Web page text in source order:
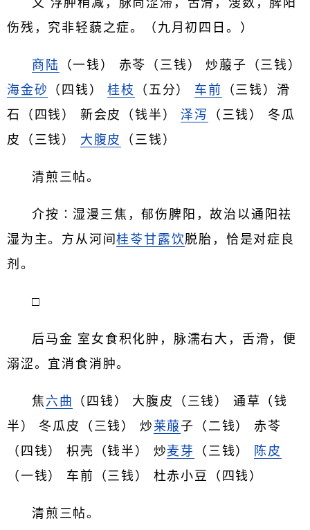
又 浮肿稍减，脉尚涩滞，舌滑，溲数，脾阳
伤残，究非轻藐之症。（九月初四日。）
商陆 （一钱） 赤苓（三钱） 炒菔子（三钱）
海金砂
（四钱）桂枝 （五分） 车前
（三钱）滑
石（四钱） 新会皮（钱半） 泽泻
（三钱） 冬瓜
皮（三钱） 大腹皮 （三钱）
清煎三帖。
介按∶湿漫三焦，郁伤脾阳，故治以通阳祛
湿为主。方从河间桂苓甘露饮脱胎，恰是对症良
剂。
□
后马金 室女食积化肿，脉濡右大，舌滑，便
溺涩。宜消食消肿。
焦 六曲
（四钱） 大腹皮（三钱） 通草（钱
半） 冬瓜皮（三钱） 炒 莱菔 子（二钱） 赤苓
（四钱） 枳壳（钱半） 炒麦芽 （三钱）
陈皮
（一钱） 车前（三钱） 杜赤小豆（四钱）
清煎三帖。